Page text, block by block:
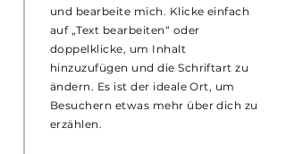
und bearbeite mich. Klicke einfach
auf „Text bearbeiten“ oder
doppelklicke, um Inhalt
hinzuzufügen und die Schriftart zu
ändern. Es ist der ideale Ort, um
Besuchern etwas mehr über dich zu
erzählen.